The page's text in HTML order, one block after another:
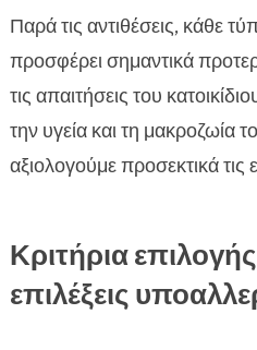
Παρά τις αντιθέσεις, κάθε
προσφέρει σημαντικά
τις απαιτήσεις του
την υγεία και τη μακροζωία
αξιολογούμε προσεκτικά τις
Κριτήρια
επιλέξεις